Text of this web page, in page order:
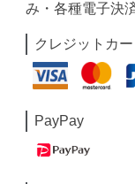
み・各種電子決
クレジットカー
PayPay